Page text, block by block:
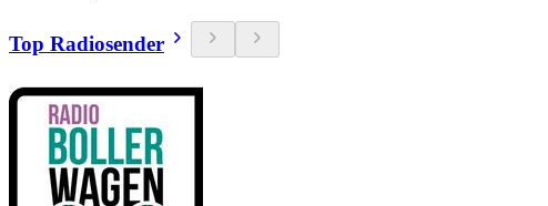
Top Radiosender